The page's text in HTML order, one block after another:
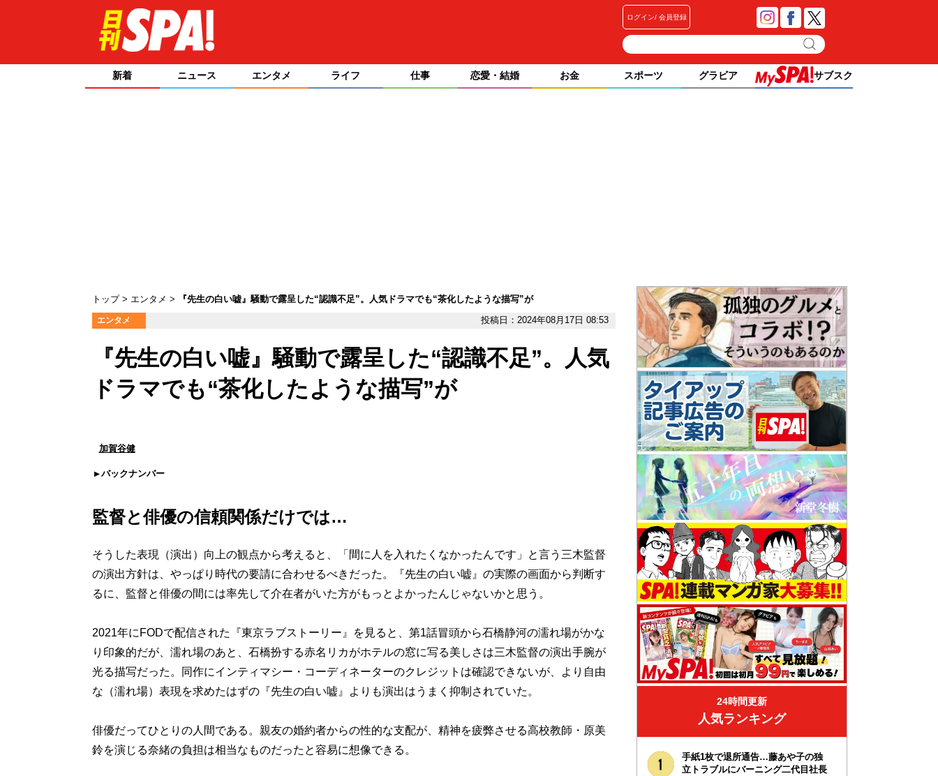
ログイン 会員登録
新着 ニュース エンタメ ライフ 仕事 恋愛・結婚 お金 スポーツ グラビア サブスク
トップ エンタメ 『先生の白い嘘』騒動で露呈した“認識不足”。人気ドラマでも“茶化したような描写”が
エンタメ 投稿日：2024年08月17日 08:53
『先生の白い嘘』騒動で露呈した“認識不足”。人気
ドラマでも“茶化したような描写”が
加賀谷健
バックナンバー
監督と俳優の信頼関係だけでは…
そうした表現（演出）向上の観点から考えると、「間に人を入れたくなかったんです」と言う三木監督
の演出方針は、やっぱり時代の要請に合わせるべきだった。『先生の白い嘘』の実際の画面から判断す
るに、監督と俳優の間には率先して介在者がいた方がもっとよかったんじゃないかと思う。
2021年にFODで配信された『東京ラブストーリー』を見ると、第1話冒頭から石橋静河の濡れ場がかな
り印象的だが、濡れ場のあと、石橋扮する赤名リカがホテルの窓に写る美しさは三木監督の演出手腕が
光る描写だった。同作にインティマシー・コーディネーターのクレジットは確認できないが、より自由
な（濡れ場）表現を求めたはずの『先生の白い嘘』よりも演出はうまく抑制されていた。
俳優だってひとりの人間である。親友の婚約者からの性的な支配が、精神を疲弊させる高校教師・原美
鈴を演じる奈緒の負担は相当なものだったと容易に想像できる。
24時間更新
人気ランキング
手紙1枚で退所通告…藤あや子の独
立トラブルにバーニング二代目社長